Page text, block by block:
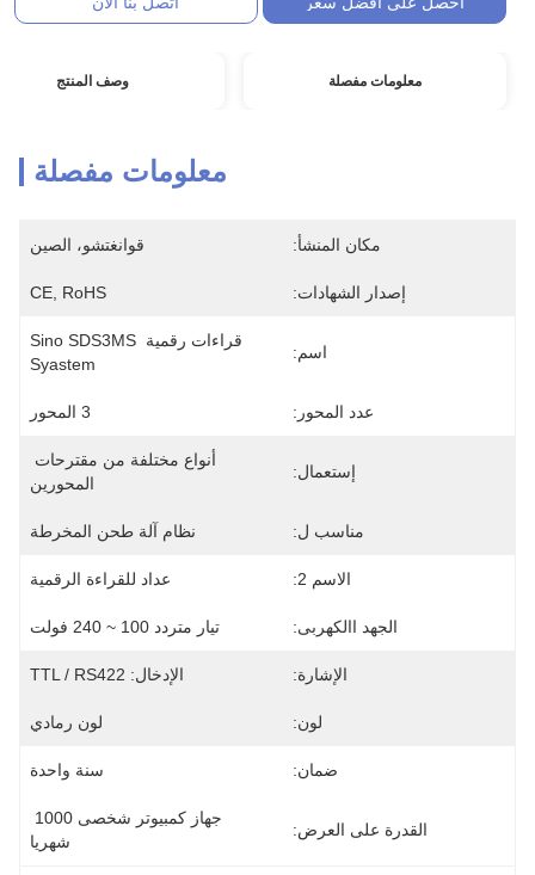
معلومات مفصلة وصف المنتج
معلومات مفصلة
مكان المنشأ: قوانغتشو، الصين
إصدار الشهادات: CE, RoHS
اسم:
قراءات رقمية Sino SDS3MS
Syastem
عدد المحور: 3 المحور
إستعمال:
المحورين
مناسب ل: نظام آلة طحن المخرطة
الاسم 2: عداد للقراءة الرقمية
الجهد االكهربى: تيار متردد 100 ~ 240 فولت
الإشارة: الإدخال: TTL / RS422
لون: لون رمادي
ضمان: سنة واحدة
القدرة على العرض:
شهريا